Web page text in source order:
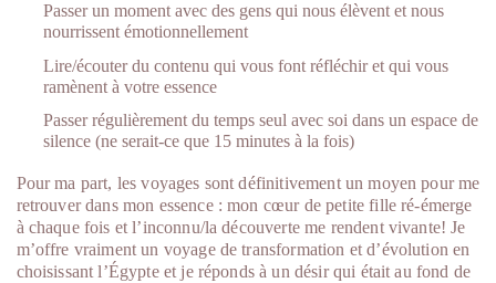
Passer un moment avec des gens qui nous élèvent et nous
nourrissent émotionnellement
Lire/écouter du contenu qui vous font réfléchir et qui vous
ramènent à votre essence
Passer régulièrement du temps seul avec soi dans un espace de
silence (ne serait-ce que 15 minutes à la fois)
Pour ma part, les voyages sont définitivement un moyen pour me
retrouver dans mon essence : mon cœur de petite fille ré-émerge
à chaque fois et l’inconnu/la découverte me rendent vivante! Je
m’offre vraiment un voyage de transformation et d’évolution en
choisissant l’Égypte et je réponds à un désir qui était au fond de